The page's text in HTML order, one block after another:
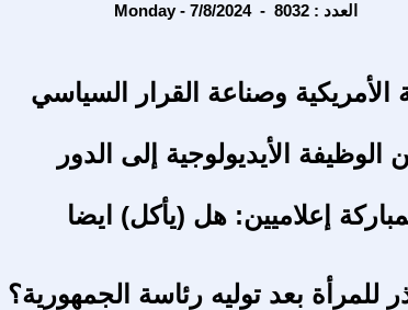
Monday - 7/8/2024 - العدد : 8032
وصناعة القرار السياسي
الوظيفة الأيديولوجية إلى الدور
إعلاميين: هل (يأكل) ايضا
بعد توليه رئاسة الجمهورية؟